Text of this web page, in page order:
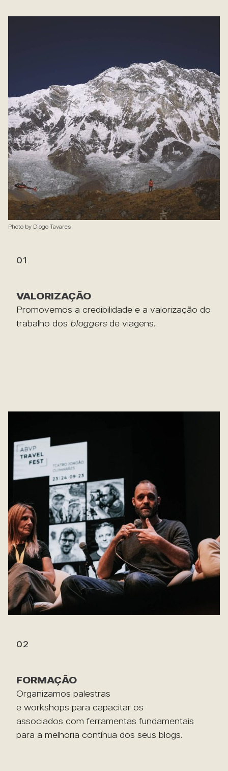
Photo by Diogo Tavares
01
VALORIZAÇÃO
Promovemos a credibilidade e a valorização do
trabalho dos bloggers de viagens.
02
FORMAÇÃO
Organizamos palestras
e workshops para capacitar os
associados com ferramentas fundamentais
para a melhoria contínua dos seus blogs.